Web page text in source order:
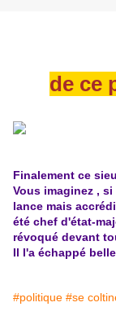
de ce
Finalement ce
Vous imaginez ,
lance mais
été chef d'état-
révoqué devant
Il l'a échappé
#politique #se